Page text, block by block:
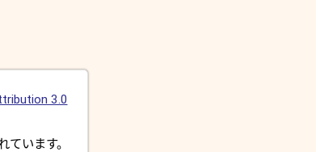
3.0
います。